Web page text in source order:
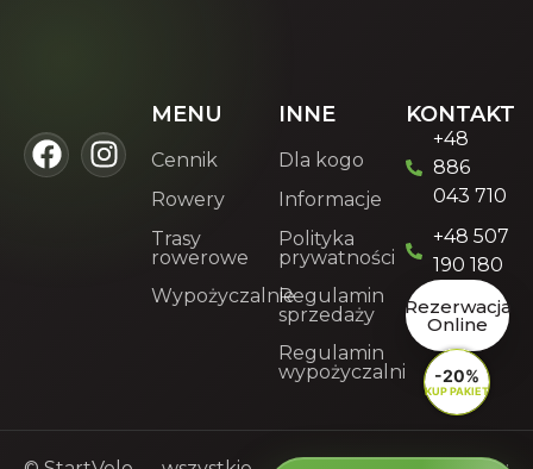
-20%
KUP PAKIET
MENU
Cennik
Rowery
Trasy
rowerowe
Wypożyczalnie
INNE
Dla kogo
Informacje
Polityka
prywatności
Regulamin
sprzedaży
Regulamin
wypożyczalni
KONTAKT
+48
886
043 710
+48 507
190 180
Rezerwacja
Online